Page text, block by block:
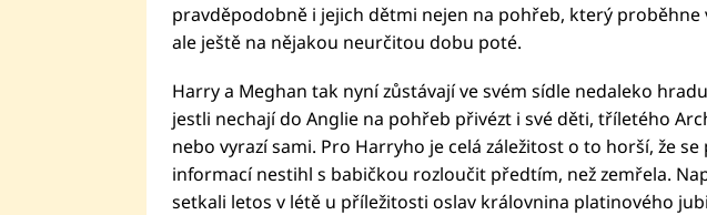
pravděpodobně i jejich dětmi nejen na pohřeb, který proběhne
ale ještě na nějakou neurčitou dobu poté.
​Harry a Meghan tak nyní zůstávají ve svém sídle nedaleko
jestli nechají do Anglie na pohřeb přivézt i své děti, tříletého
nebo vyrazí sami. Pro Harryho je celá záležitost o to horší, že
informací nestihl s babičkou rozloučit předtím, než zemřela.
setkali letos v létě u příležitosti oslav královnina platinového